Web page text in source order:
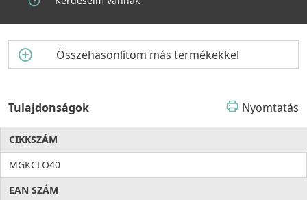
mindennapok kényelmét és eleganciáját hosszú éveken át!
Összehasonlítom más termékekkel
Tulajdonságok Nyomtatás
CIKKSZÁM
MGKCLO40
EAN SZÁM